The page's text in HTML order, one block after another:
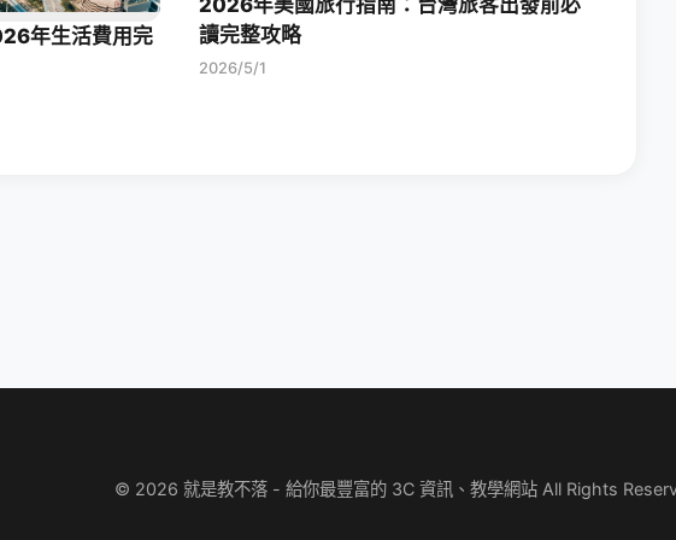
年生活費用完
讀完整攻略
2026/5/1
© 2026 就是教不落 - 給你最豐富的 3C 資訊、教學網站 All Rights